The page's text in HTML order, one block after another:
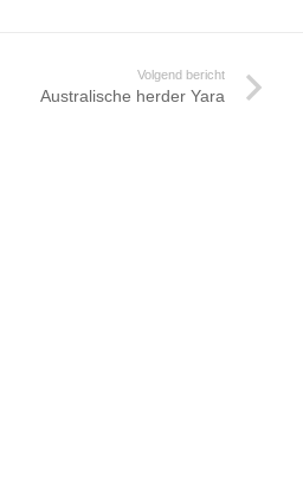
Volgend bericht
Australische herder Yara